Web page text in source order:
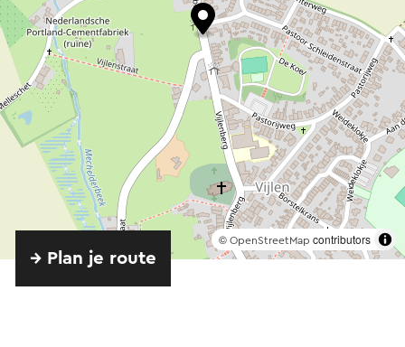
© OpenStreetMap contributors
→ Plan je route